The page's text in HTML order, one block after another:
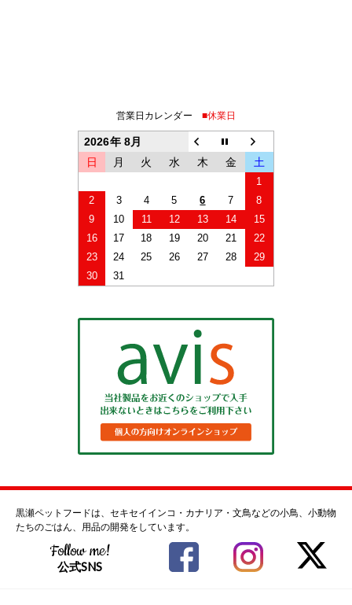
営業日カレンダー ■休業日
2026年 8月
日
月 火 水 木 金 土
1
2
3 4 5 6 7
8
9
10 11 12 13 14
15
16
17 18 19 20 21
22
23
24 25 26 27 28
29
30
31
黒瀬ペットフードは、セキセイインコ・カナリア・文鳥などの小鳥、小動物
たちのごはん、用品の開発をしています。
Follow me!
公式SNS